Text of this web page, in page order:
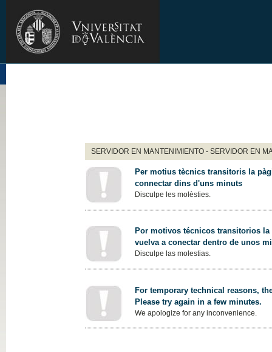
SERVIDOR EN MANTENIMIENTO - SERVIDOR EN
Per motius tècnics transitoris la
connectar dins d'uns minuts
Disculpe les molèsties.
Por motivos técnicos transitorios
vuelva a conectar dentro de unos
Disculpe las molestias.
For temporary technical reasons,
Please try again in a few minutes.
We apologize for any inconvenience.